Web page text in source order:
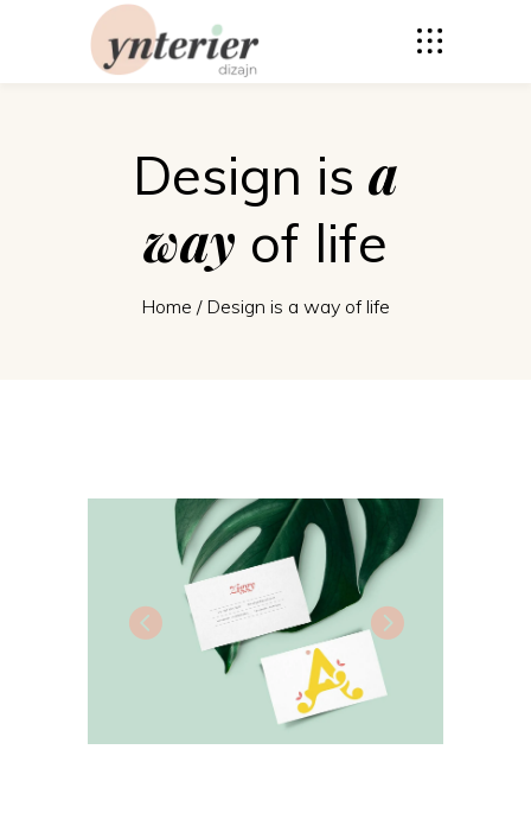
Design is a
way of life
Home / Design is a way of life